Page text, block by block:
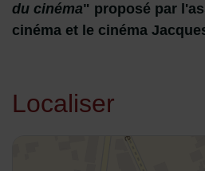
du cinéma" proposé par
cinéma et le cinéma
Localiser